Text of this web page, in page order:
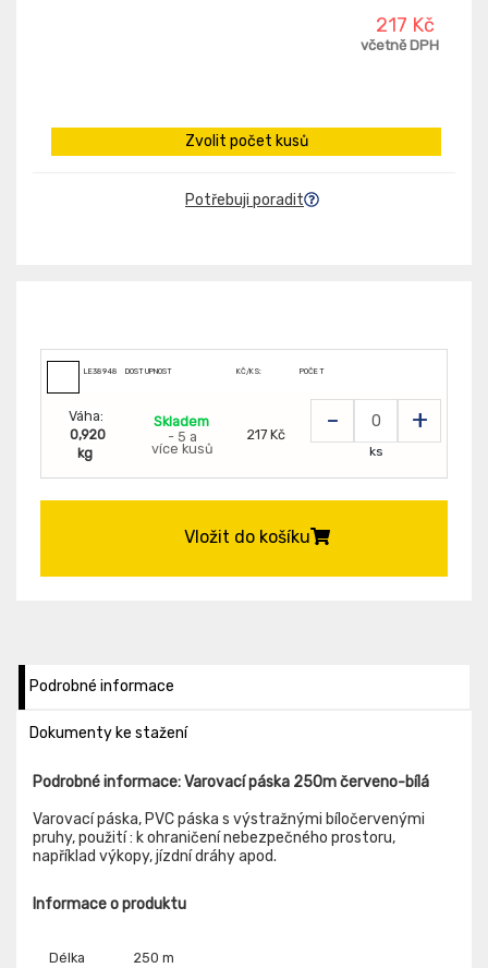
217 Kč
včetně DPH
Zvolit počet kusů
Potřebuji poradit
LE38948 DOSTUPNOST KČ/KS: POČET
Váha:
0,920
kg
Skladem
- 5 a
více kusů
217 Kč - +
ks
Vložit do košíku
Podrobné informace
Dokumenty ke stažení
Podrobné informace: Varovací páska 250m červeno-bílá
Varovací páska, PVC páska s výstražnými bíločervenými
pruhy, použití : k ohraničení nebezpečného prostoru,
například výkopy, jízdní dráhy apod.
Informace o produktu
Délka 250 m